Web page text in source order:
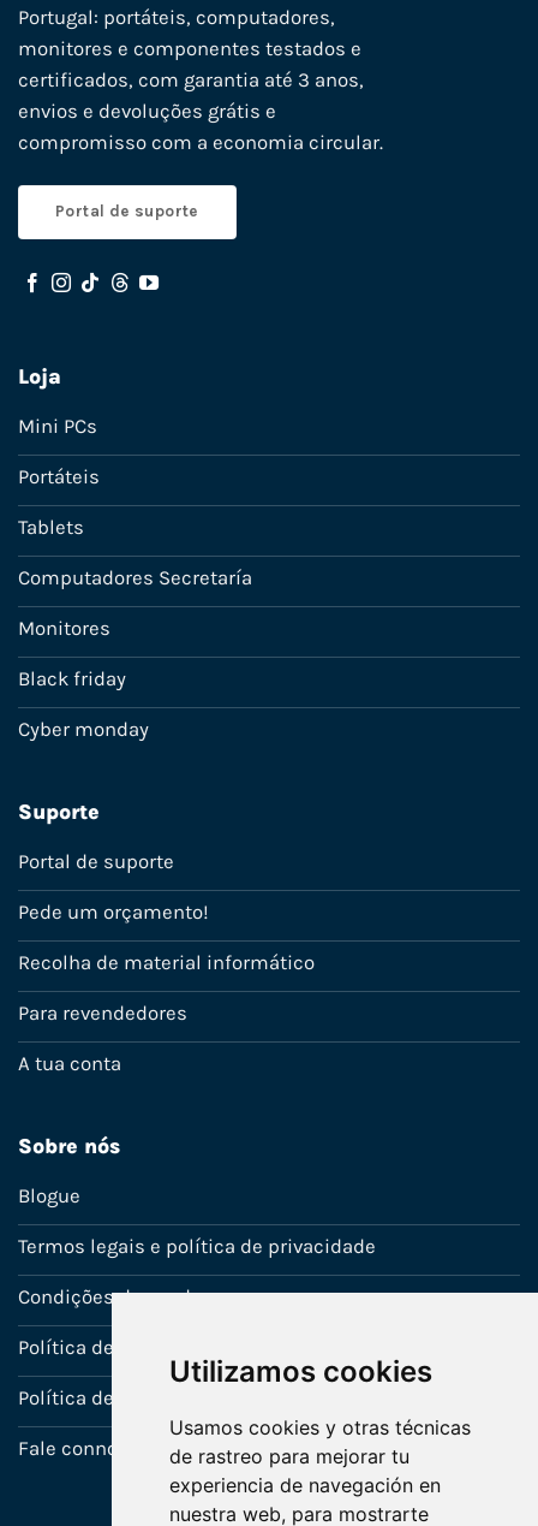
Utilizamos cookies
Usamos cookies y otras técnicas
de rastreo para mejorar tu
experiencia de navegación en
nuestra web, para mostrarte
Portugal: portáteis, computadores,
monitores e componentes testados e
certificados, com garantia até 3 anos,
envios e devoluções grátis e
compromisso com a economia circular.
Portal de suporte
Loja
Mini PCs
Portáteis
Tablets
Computadores Secretaría
Monitores
Black friday
Cyber monday
Suporte
Portal de suporte
Pede um orçamento!
Recolha de material informático
Para revendedores
A tua conta
Sobre nós
Blogue
Termos legais e política de privacidade
Condições de venda
Política de Garantia
Política de utilização de cookies
Fale connosco